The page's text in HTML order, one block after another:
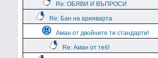
Re: ОБЯВИ И ВЪПРОСИ
Re: Бан на арияварта
Аман от двойните ти стандарти!
Re: Аман от теб!